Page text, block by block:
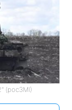
(росЗМІ)